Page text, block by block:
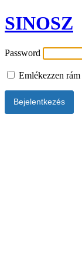
SINOSZ
Password
Emlékezzen rám